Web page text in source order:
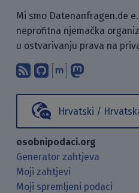
Mi smo Datenanfragen.de
neprofitna njemačka
u ostvarivanju prava na
Pretplati se na
Pronađi nas
Hrvatski /
osobnipodaci.org
Generator zahtjeva
Moji zahtjevi
Moji spremljeni podaci